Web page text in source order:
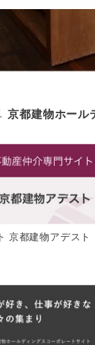
京都建物ホール
京都建物アデスト